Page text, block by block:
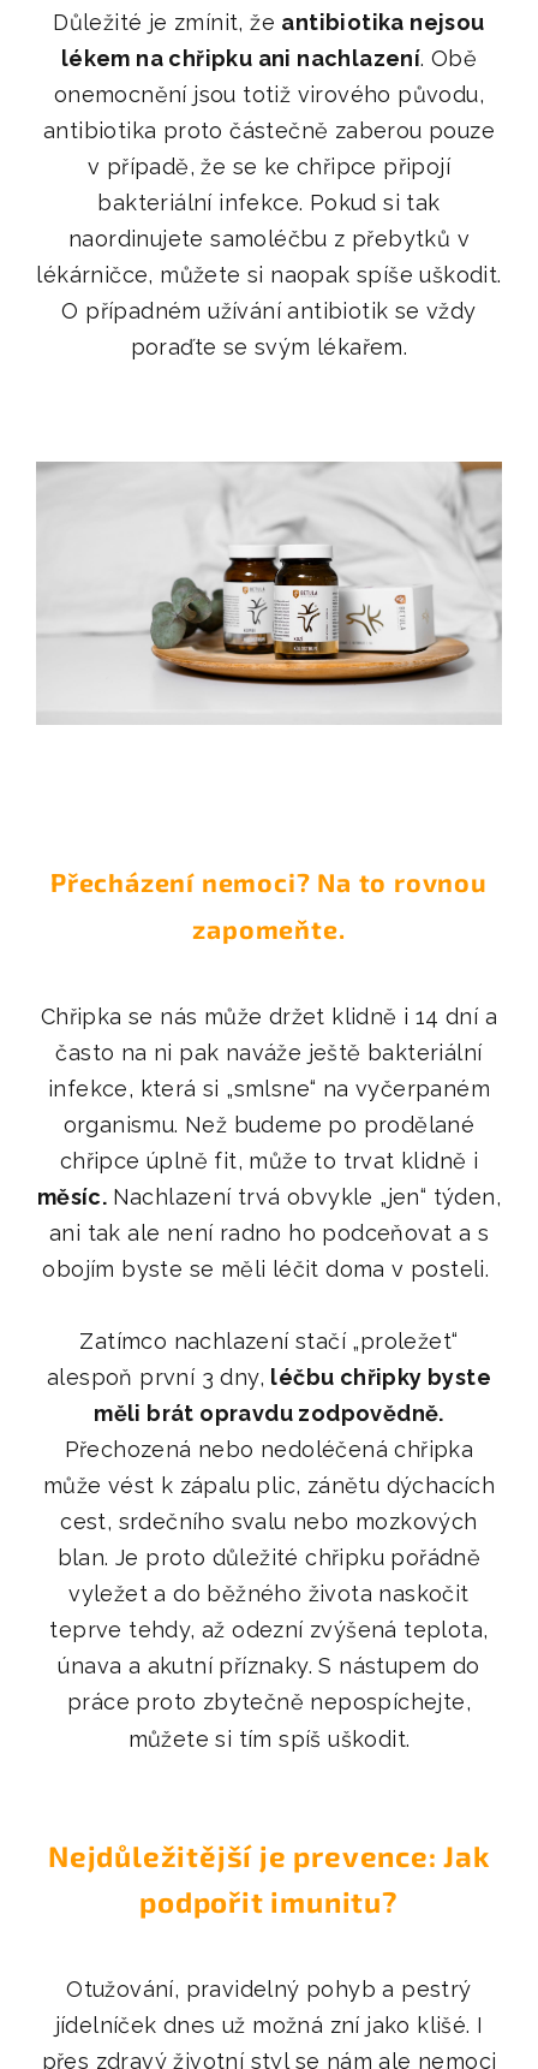
Důležité je zmínit, že antibiotika nejsou
lékem na chřipku ani nachlazení. Obě
onemocnění jsou totiž virového původu,
antibiotika proto částečně zaberou pouze
v případě, že se ke chřipce připojí
bakteriální infekce. Pokud si tak
naordinujete samoléčbu z přebytků v
lékárničce, můžete si naopak spíše uškodit.
O případném užívání antibiotik se vždy
poraďte se svým lékařem.
Přecházení nemoci? Na to rovnou
zapomeňte.
Chřipka se nás může držet klidně i 14 dní a
často na ni pak naváže ještě bakteriální
infekce, která si „smlsne“ na vyčerpaném
organismu. Než budeme po prodělané
chřipce úplně fit, může to trvat klidně i
měsíc. Nachlazení trvá obvykle „jen“ týden,
ani tak ale není radno ho podceňovat a s
obojím byste se měli léčit doma v posteli.
Zatímco nachlazení stačí „proležet“
alespoň první 3 dny, léčbu chřipky byste
měli brát opravdu zodpovědně.
Přechozená nebo nedoléčená chřipka
může vést k zápalu plic, zánětu dýchacích
cest, srdečního svalu nebo mozkových
blan. Je proto důležité chřipku pořádně
vyležet a do běžného života naskočit
teprve tehdy, až odezní zvýšená teplota,
únava a akutní příznaky. S nástupem do
práce proto zbytečně nepospíchejte,
můžete si tím spíš uškodit.
Nejdůležitější je prevence: Jak
podpořit imunitu?
Otužování, pravidelný pohyb a pestrý
jídelníček dnes už možná zní jako klišé. I
přes zdravý životní styl se nám ale nemoci